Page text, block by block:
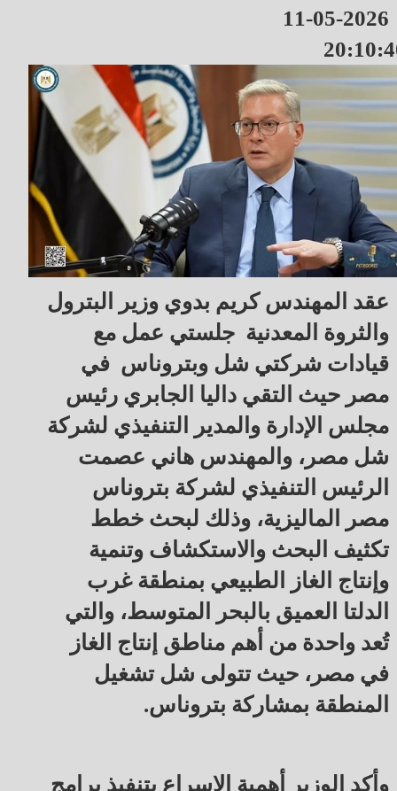
2026-05-11
عقد المهندس كريم بدوي وزير البترول
والثروة المعدنية جلستي عمل مع
قيادات شركتي شل وبتروناس في
مصر حيث التقي داليا الجابري رئيس
مجلس الإدارة والمدير التنفيذي لشركة
شل مصر، والمهندس هاني عصمت
الرئيس التنفيذي لشركة بتروناس
مصر الماليزية، وذلك لبحث خطط
تكثيف البحث والاستكشاف وتنمية
وإنتاج الغاز الطبيعي بمنطقة غرب
الدلتا العميق بالبحر المتوسط، والتي
تُعد واحدة من أهم مناطق إنتاج الغاز
في مصر، حيث تتولى شل تشغيل
المنطقة بمشاركة بتروناس.
وأكد الوزير أهمية الإسراع بتنفيذ برامج